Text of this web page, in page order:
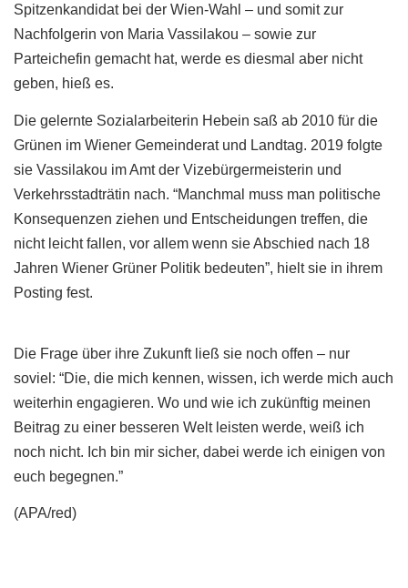
Spitzenkandidat bei der Wien-Wahl – und somit zur
Nachfolgerin von Maria Vassilakou – sowie zur
Parteichefin gemacht hat, werde es diesmal aber nicht
geben, hieß es.
Die gelernte Sozialarbeiterin Hebein saß ab 2010 für die
Grünen im Wiener Gemeinderat und Landtag. 2019 folgte
sie Vassilakou im Amt der Vizebürgermeisterin und
Verkehrsstadträtin nach. “Manchmal muss man politische
Konsequenzen ziehen und Entscheidungen treffen, die
nicht leicht fallen, vor allem wenn sie Abschied nach 18
Jahren Wiener Grüner Politik bedeuten”, hielt sie in ihrem
Posting fest.
Die Frage über ihre Zukunft ließ sie noch offen – nur
soviel: “Die, die mich kennen, wissen, ich werde mich auch
weiterhin engagieren. Wo und wie ich zukünftig meinen
Beitrag zu einer besseren Welt leisten werde, weiß ich
noch nicht. Ich bin mir sicher, dabei werde ich einigen von
euch begegnen.”
(APA/red)